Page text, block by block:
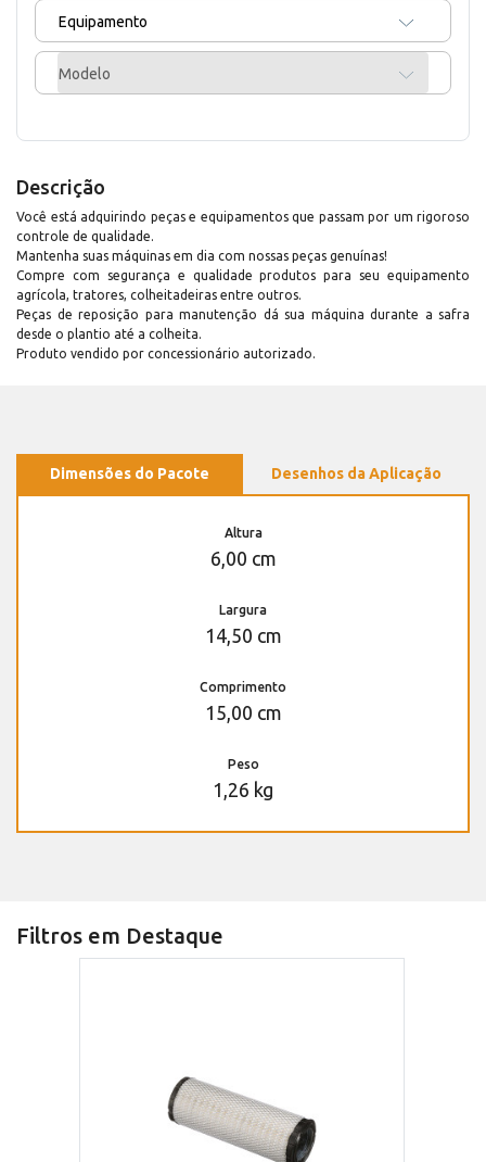
Equipamento
Modelo
Descrição
Você está adquirindo peças e equipamentos que passam por um rigoroso
controle de qualidade.
Mantenha suas máquinas em dia com nossas peças genuínas!
Compre com segurança e qualidade produtos para seu equipamento
agrícola, tratores, colheitadeiras entre outros.
Peças de reposição para manutenção dá sua máquina durante a safra
desde o plantio até a colheita.
Produto vendido por concessionário autorizado.
Dimensões do Pacote Desenhos da Aplicação
Altura
6,00 cm
Largura
14,50 cm
Comprimento
15,00 cm
Peso
1,26 kg
Filtros em Destaque